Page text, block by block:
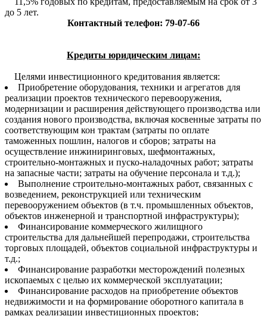
до 5 лет.
Контактный телефон: 79-07-66
Кредиты юридическим лицам:
Целями инвестиционного кредитования является:
Приобретение оборудования, техники и агрегатов для
реализации проектов технического перевооружения,
модернизации и расширения действующего производства или
создания нового производства, включая косвенные затраты по
соответствующим кон трактам (затраты по оплате
таможенных пошлин, налогов и сборов; затраты на
осуществление инжиниринговых, шефмонтажных,
строительно-монтажных и пуско-наладочных работ; затраты
на запасные части; затраты на обучение персонала и т.д.);
Выполнение строительно-монтажных работ, связанных с
возведением, реконструкцией или техническим
перевооружением объектов (в т.ч. промышленных объектов,
объектов инженерной и транспортной инфраструктуры);
Финансирование коммерческого жилищного
строительства для дальнейшей перепродажи, строительства
торговых площадей, объектов социальной инфраструктуры и
т.д.;
Финансирование разработки месторождений полезных
ископаемых с целью их коммерческой эксплуатации;
Финансирование расходов на приобретение объектов
недвижимости и на формирование оборотного капитала в
рамках реализации инвестиционных проектов;